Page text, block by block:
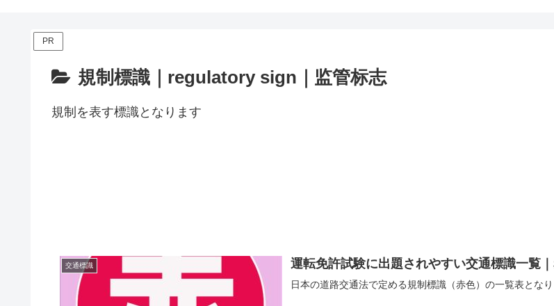
PR
規制標識｜regulatory sign｜监管标志
規制を表す標識となります
交通標識 運転免許試験に出題されやすい交通標識一覧
日本の道路交通法で定める規制標識（赤色）の一覧表となり